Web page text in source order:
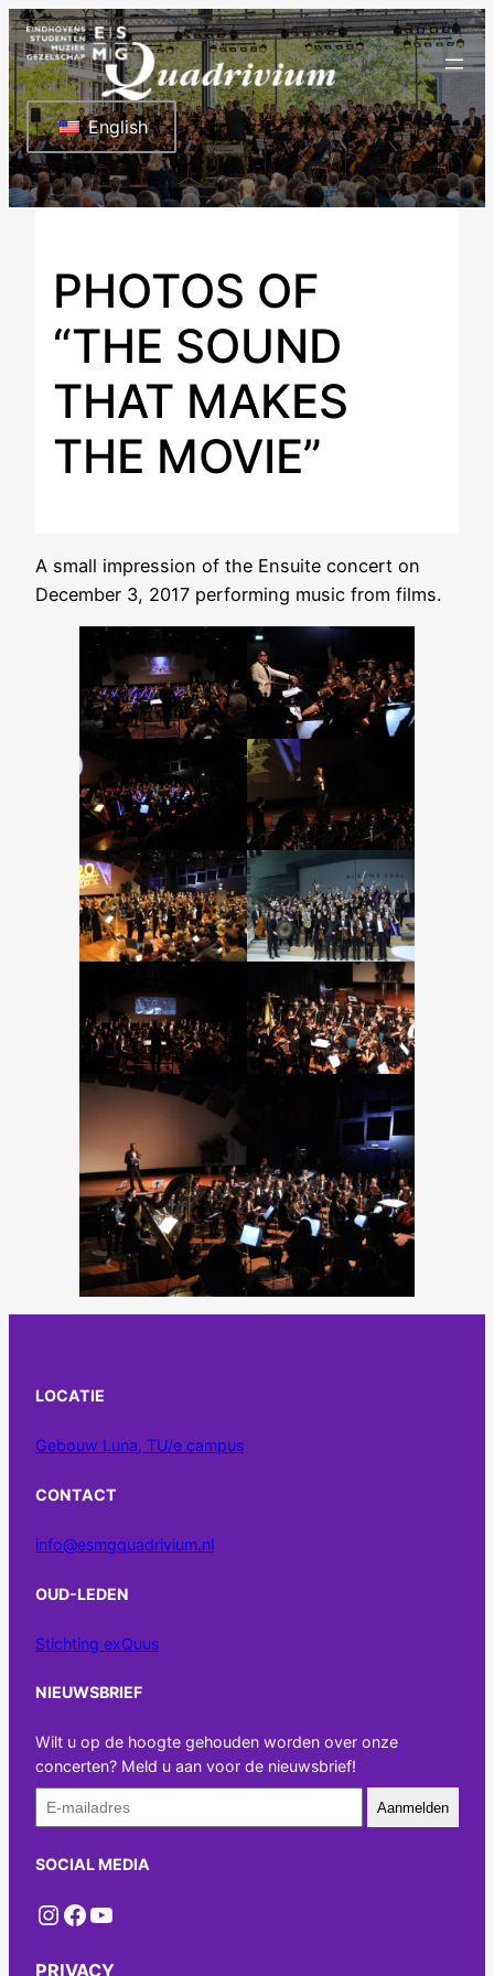
Ga
naar
de
inhoud
English
PHOTOS OF
“THE SOUND
THAT MAKES
THE MOVIE”
A small impression of the Ensuite concert on
December 3, 2017 performing music from films.
LOCATIE
Gebouw Luna, TU/e campus
CONTACT
info@esmgquadrivium.nl
OUD-LEDEN
Stichting exQuus
NIEUWSBRIEF
Wilt u op de hoogte gehouden worden over onze
concerten? Meld u aan voor de nieuwsbrief!
Aanmelden
SOCIAL MEDIA
Instagram Facebook YouTube
PRIVACY